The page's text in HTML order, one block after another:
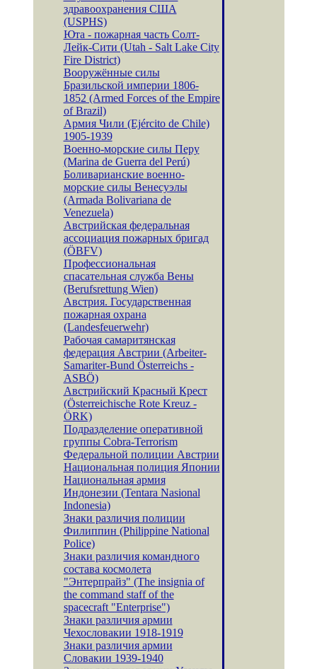
здравоохранения США
(USPHS)
Юта - пожарная часть Солт-
Лейк-Сити (Utah - Salt Lake City
Fire District)
Вооружённые силы
Бразильской империи 1806-
1852 (Armed Forces of the Empire
of Brazil)
Армия Чили (Ejército de Chile)
1905-1939
Военно-морские силы Перу
(Marina de Guerra del Perú)
Боливарианские военно-
морские силы Венесуэлы
(Armada Bolivariana de
Venezuela)
Австрийская федеральная
ассоциация пожарных бригад
(ÖBFV)
Профессиональная
спасательная служба Вены
(Berufsrettung Wien)
Австрия. Государственная
пожарная охрана
(Landesfeuerwehr)
Рабочая самаритянская
федерация Австрии (Arbeiter-
Samariter-Bund Österreichs -
ASBÖ)
Австрийский Красный Крест
(Österreichische Rote Kreuz -
ÖRK)
Подразделение оперативной
группы Cobra-Terrorism
Федеральной полиции Австрии
Национальная полиция Японии
Национальная армия
Индонезии (Tentara Nasional
Indonesia)
Знаки различия полиции
Филиппин (Philippine National
Police)
Знаки различия командного
состава космолета
"Энтерпрайз" (The insignia of
the command staff of the
spacecraft "Enterprise")
Знаки различия армии
Чехословакии 1918-1919
Знаки различия армии
Словакии 1939-1940